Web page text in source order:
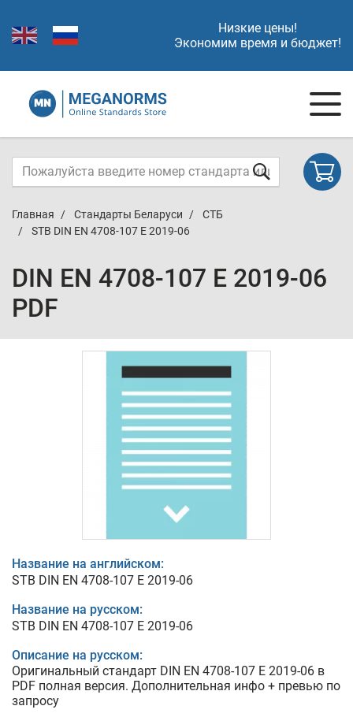
Низкие цены!
Экономим время и бюджет!
Главная Стандарты Беларуси
СТБ
STB DIN EN 4708-107 E 2019-06
DIN EN 4708-107 E 2019-06
PDF
Название на английском:
STB DIN EN 4708-107 E 2019-06
Название на русском:
STB DIN EN 4708-107 E 2019-06
Описание на русском:
Оригинальный стандарт DIN EN 4708-107 E 2019-06 в
PDF полная версия. Дополнительная инфо + превью по
запросу